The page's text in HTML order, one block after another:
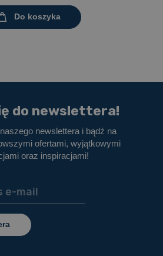
Do koszyka
do newslettera!
newslettera i bądź na
ofertami, wyjątkowymi
oraz inspiracjami!